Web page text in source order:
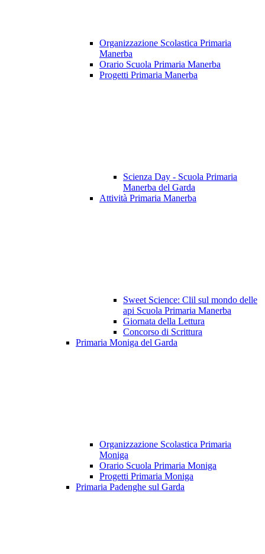
Organizzazione Scolastica Primaria
Manerba
Orario Scuola Primaria Manerba
Progetti Primaria Manerba
Scienza Day - Scuola Primaria
Manerba del Garda
Attività Primaria Manerba
Sweet Science: Clil sul mondo delle
api Scuola Primaria Manerba
Giornata della Lettura
Concorso di Scrittura
Primaria Moniga del Garda
Organizzazione Scolastica Primaria
Moniga
Orario Scuola Primaria Moniga
Progetti Primaria Moniga
Primaria Padenghe sul Garda